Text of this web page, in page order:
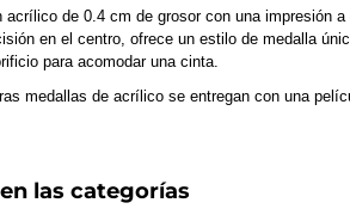
acrílico de 0.4 cm de grosor con una impresión
en el centro, ofrece un estilo de medalla
para acomodar una cinta.
medallas de acrílico se entregan con una
las categorías